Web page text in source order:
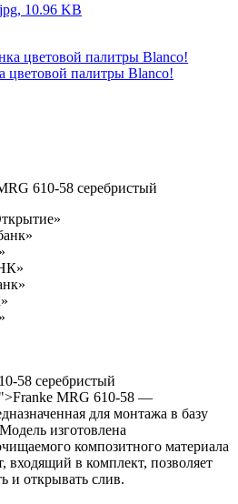
jpg, 10.96 KB
палитры Blanco!
610-58 серебристый
58 серебристый
MRG 610-58 —
для монтажа в базу
изготовлена
композитного материала
входящий в комплект, позволяет
и открывать слив.